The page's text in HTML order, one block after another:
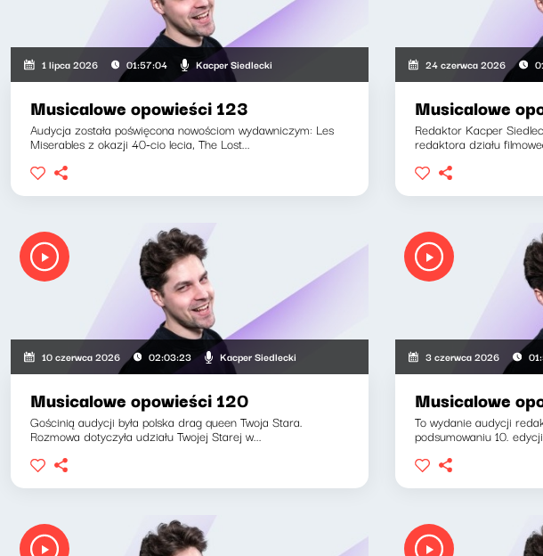
1 lipca 2026 01:57:04 Kacper Siedlecki
Musicalowe opowieści 123
Audycja została poświęcona nowościom wydawniczym: Les
Miserables z okazji 40-cio lecia, The Lost...
24 czerwca 2026
Musicalowe
Redaktor Kacper
redaktora działu
10 czerwca 2026 02:03:23 Kacper Siedlecki
Musicalowe opowieści 120
Gościnią audycji była polska drag queen Twoja Stara.
Rozmowa dotyczyła udziału Twojej Starej w...
3 czerwca 2026
Musicalowe
To wydanie audycji
podsumowaniu 10.